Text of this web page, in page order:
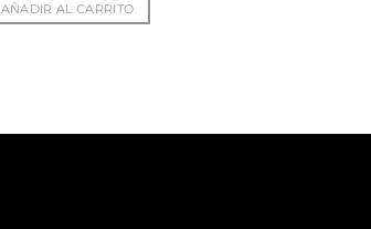
AÑADIR AL CARRITO